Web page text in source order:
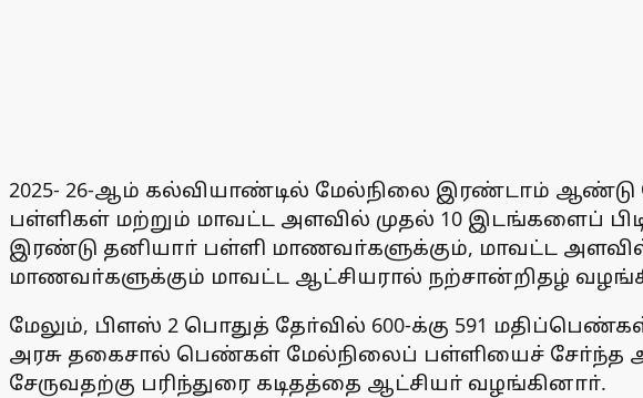
2025- 26-ஆம் கல்வியாண்டில் மேல்நிலை இரண்டாம் ஆண்டு
பள்ளிகள் மற்றும் மாவட்ட அளவில் முதல் 10 இடங்களைப்
இரண்டு தனியாா் பள்ளி மாணவா்களுக்கும், மாவட்ட
மாணவா்களுக்கும் மாவட்ட ஆட்சியரால் நற்சான்றிதழ்
மேலும், பிளஸ் 2 பொதுத் தோ்வில் 600-க்கு 591
அரசு தகைசால் பெண்கள் மேல்நிலைப் பள்ளியைச் சோ்ந்த
சேருவதற்கு பரிந்துரை கடிதத்தை ஆட்சியா் வழங்கினாா்.